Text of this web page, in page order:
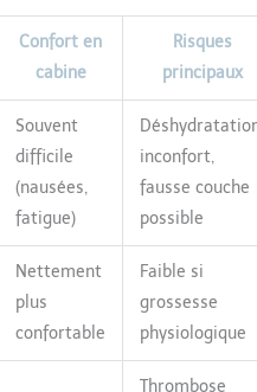
Confort en
cabine
Risques
principaux
Souvent
difficile
(nausées,
fatigue)
inconfort,
fausse couche
possible
Nettement
plus
confortable
Faible si
grossesse
physiologique
Thrombose